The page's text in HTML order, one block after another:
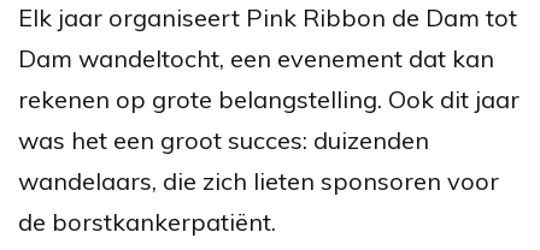
Elk jaar organiseert Pink Ribbon de Dam tot
Dam wandeltocht, een evenement dat kan
rekenen op grote belangstelling. Ook dit jaar
was het een groot succes: duizenden
wandelaars, die zich lieten sponsoren voor
de borstkankerpatiënt.